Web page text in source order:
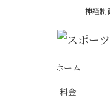
神経制
ホーム
料金